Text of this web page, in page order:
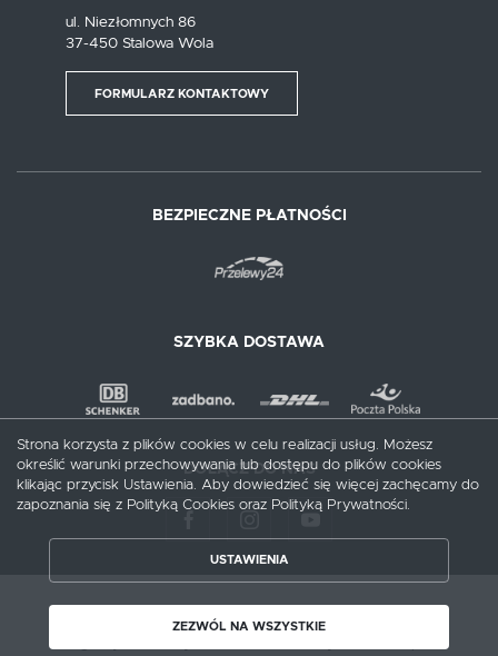
ul. Niezłomnych 86
37-450 Stalowa Wola
FORMULARZ KONTAKTOWY
BEZPIECZNE PŁATNOŚCI
SZYBKA DOSTAWA
DOŁĄCZ DO NAS
Copyright by meblecentrum.com.pl
Strona korzysta z plików cookies w celu realizacji usług. Możesz
określić warunki przechowywania lub dostępu do plików cookies
klikając przycisk Ustawienia. Aby dowiedzieć się więcej zachęcamy do
zapoznania się z Polityką Cookies oraz Polityką Prywatności.
USTAWIENIA
ZEZWÓL NA WSZYSTKIE
ZAPISZ WYBRANE